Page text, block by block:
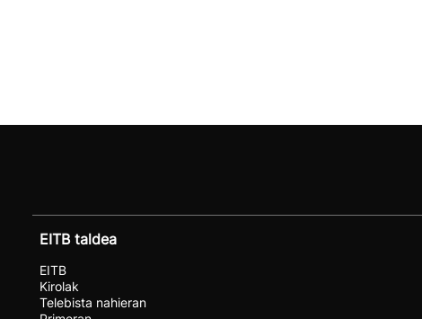
EITB taldea
EITB
Kirolak
Telebista nahieran